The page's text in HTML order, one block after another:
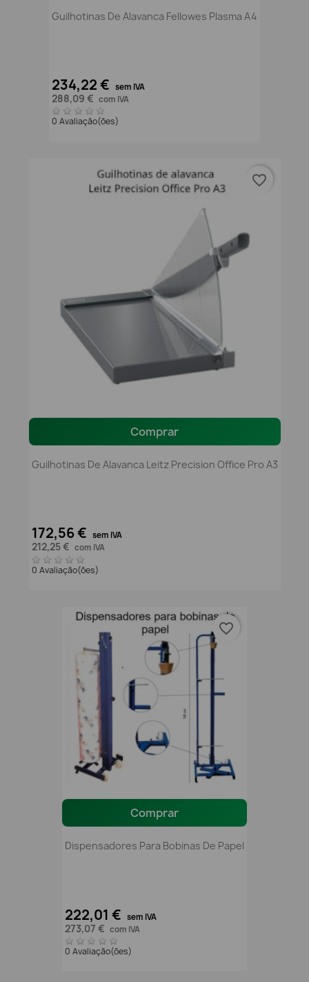
Guilhotinas De Alavanca Fellowes Plasma A4
234,22 € sem IVA
288,09 € com IVA
0 Avaliação(ões)
Comprar
Guilhotinas De Alavanca Leitz Precision Office Pro A3
172,56 € sem IVA
212,25 € com IVA
0 Avaliação(ões)
favorite_border
Comprar
Dispensadores Para Bobinas De Papel
222,01 € sem IVA
273,07 € com IVA
0 Avaliação(ões)
favorite_border